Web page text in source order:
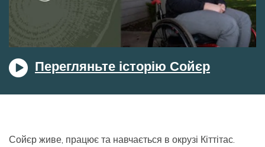
Перегляньте історію Сойєр
Сойєр живе, працює та навчається в окрузі Кіттітас.